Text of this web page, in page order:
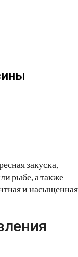
закуска,
рыбе, а также
и насыщенная